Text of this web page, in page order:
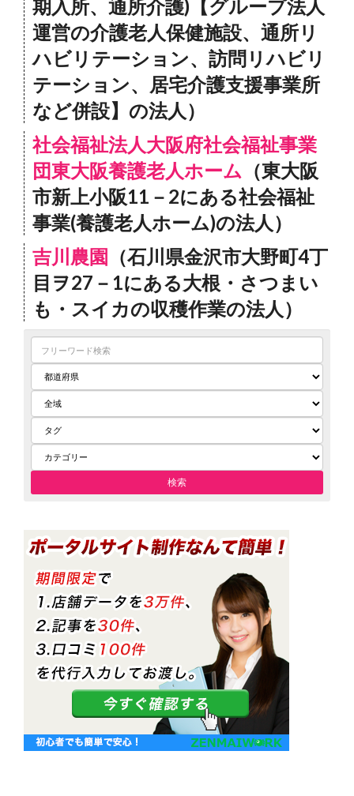
期入所、通所介護)【グループ法人
運営の介護老人保健施設、通所リ
ハビリテーション、訪問リハビリ
テーション、居宅介護支援事業所
など併設】の法人）
社会福祉法人大阪府社会福祉事業
団東大阪養護老人ホーム （東大阪
市新上小阪11－2にある社会福祉
事業(養護老人ホーム)の法人）
吉川農園 （石川県金沢市大野町4丁
目ヲ27－1にある大根・さつまい
も・スイカの収穫作業の法人）